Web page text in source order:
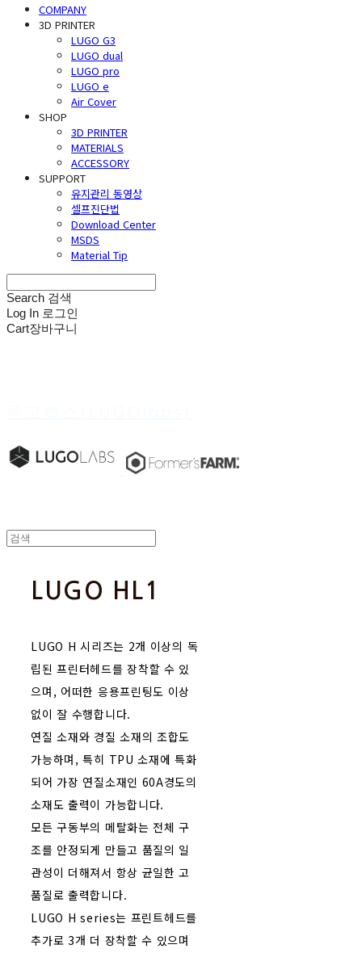
COMPANY
3D PRINTER
LUGO G3
LUGO dual
LUGO pro
LUGO e
Air Cover
SHOP
3D PRINTER
MATERIALS
ACCESSORY
SUPPORT
유지관리 동영상
셀프진단법
Download Center
MSDS
Material Tip
Search 검색
Log In 로그인
Cart장바구니
LUGO HL1
LUGO H 시리즈는 2개 이상의 독
립된 프린터헤드를 장착할 수 있
으며, 어떠한 응용프린팅도 이상
없이 잘 수행합니다.
연질 소재와 경질 소재의 조합도
가능하며, 특히 TPU 소재에 특화
되어 가장 연질소재인 60A경도의
소재도 출력이 가능합니다.
모든 구동부의 메탈화는 전체 구
조를 안정되게 만들고 품질의 일
관성이 더해져서 항상 균일한 고
품질로 출력합니다.
LUGO H series는 프린트헤드를
추가로 3개 더 장착할 수 있으며